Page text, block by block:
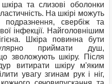
та слизові оболонки
На шкірі можуть
подразнення, свербіж та
інфекції. Найголовнішим
Шкіра повинна бути
приймати душ,
зволожують шкіру. Після
витирати шкіру м'яким
увагу згинам рук і ніг,